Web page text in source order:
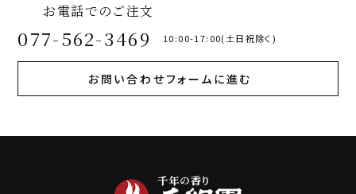
お電話でのご注文
077-562-3469 10:00-17:00(土日祝除く)
お問い合わせフォームに進む